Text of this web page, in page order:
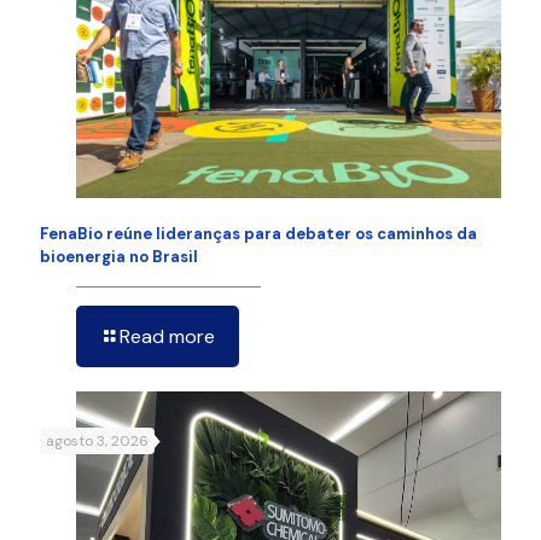
FenaBio reúne lideranças para debater os caminhos da
bioenergia no Brasil
Read more
agosto 3, 2026